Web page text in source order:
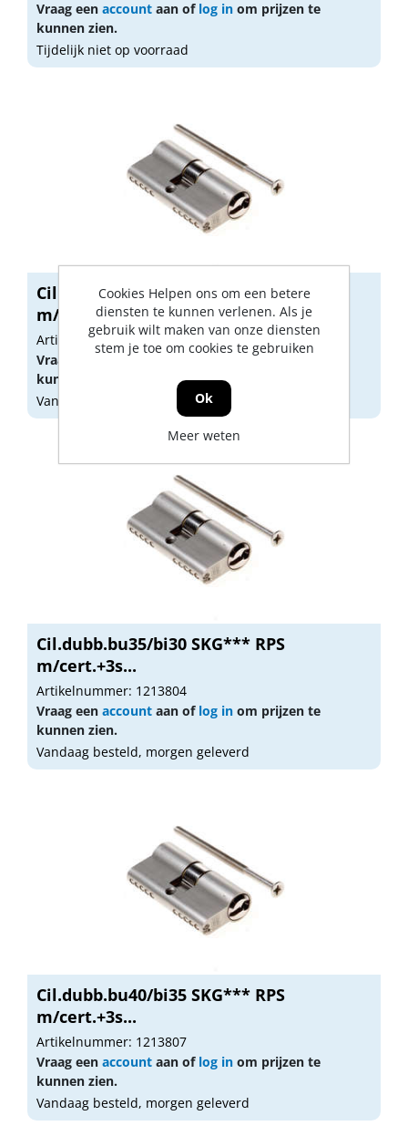
Vraag een account aan of log in om prijzen te
kunnen zien.
Tijdelijk niet op voorraad
Cil.dubb.bu40/bi40 SKG*** RPS
m/cert.+3s...
Artikelnummer: 1213808
Vraag een
account
om prijzen te
kunnen zien.
Vandaag besteld, morgen geleverd
Cil.dubb.bu35/bi30 SKG*** RPS
m/cert.+3s...
Artikelnummer: 1213804
Vraag een account aan of log in om prijzen te
kunnen zien.
Vandaag besteld, morgen geleverd
Cil.dubb.bu40/bi35 SKG*** RPS
m/cert.+3s...
Artikelnummer: 1213807
Vraag een account aan of log in om prijzen te
kunnen zien.
Vandaag besteld, morgen geleverd
Cookies Helpen ons om een betere
diensten te kunnen verlenen. Als je
gebruik wilt maken van onze diensten
stem je toe om cookies te gebruiken
Ok
Meer weten